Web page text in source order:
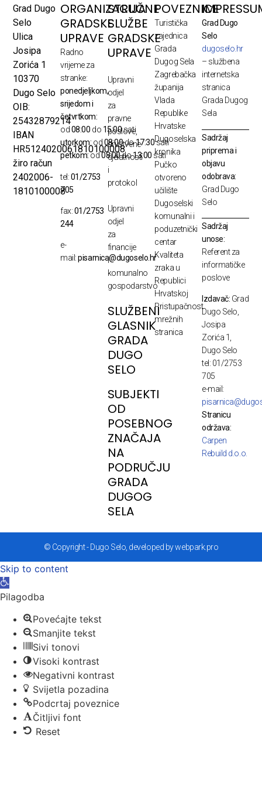
Grad Dugo
Selo
Ulica
Josipa
Zorića 1
10370
Dugo Selo
OIB:
25432879214
IBAN
HR5124020061810100008
žiro račun
2402006-
1810100008
ORGANIZACIJA
GRADSKE
UPRAVE
Radno
vrijeme za
stranke:
ponedjeljkom,
srijedom i
četvrtkom:
od08:00 do 15:00sati
utorkom: od08:00do17:30sati
petkom:od08:00do13:00 sati
tel:01/2753
705
fax:01/2753
244
e-
mail:pisarnica@dugoselo.hr
STRUČNE
SLUŽBE
GRADSKE
UPRAVE
Upravni
odjel
za
pravne
poslove,
društvene
djelatnosti
i
protokol
Upravni
odjel
za
financije
i
komunalno
gospodarstvo
SLUŽBENI
GLASNIK
GRADA
DUGO
SELO
SUBJEKTI
OD
POSEBNOG
ZNAČAJA
NA
PODRUČJU
GRADA
DUGOG
SELA
POVEZNICE
Turistička
zajednica
Grada
Dugog Sela
Zagrebačka
županija
Vlada
Republike
Hrvatske
Dugoselska
kronika
Pučko
otvoreno
učilište
Dugoselski
komunalni i
poduzetnički
centar
Kvaliteta
zraka u
Republici
Hrvatskoj
Pristupačnost
mrežnih
stranica
Grad Dugo
Selo
dugoselo.hr
– službena
internetska
stranica
Grada Dugog
Sela
Sadržaj
priprema i
objavu
odobrava:
Grad Dugo
Selo
Sadržaj
unose:
Referent za
informatičke
poslove
Izdavač: Grad
Dugo Selo,
Josipa
Zorića 1,
Dugo Selo
tel: 01/2753
705
e-mail:
Stranicu
održava:
Carpen
Rebuild d.o.o.
© Copyright - Dugo Selo, developed by webpark.pro
Skip to content
Open toolbar
Pilagodba
Povećajte tekst
Smanjite tekst
Sivi tonovi
Visoki kontrast
Negativni kontrast
Svijetla pozadina
Podcrtaj poveznice
Čitljivi font
Reset